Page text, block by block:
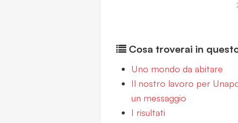
Cosa troverai in
Uno mondo da abitare
Il nostro lavoro per
un messaggio
I risultati